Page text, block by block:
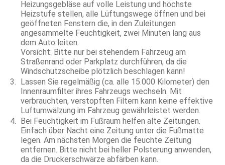
Heizungsgebläse auf volle Leistung und höchste
Heizstufe stellen, alle Lüftungswege öffnen und bei
geöffneten Fenstern die, in den Zuleitungen
angesammelte Feuchtigkeit, zwei Minuten lang aus
dem Auto leiten.
Vorsicht: Bitte nur bei stehendem Fahrzeug am
Straßenrand oder Parkplatz durchführen, da die
Windschutzscheibe plötzlich beschlagen kann!
Lassen Sie regelmäßig (ca. alle 15.000 Kilometer) den
Innenraumfilter ihres Fahrzeugs wechseln. Mit
verbrauchten, verstopften Filtern kann keine effektive
Luftumwälzung im Fahrzeug gewährleistet werden.
Bei Feuchtigkeit im Fußraum helfen alte Zeitungen.
Einfach über Nacht eine Zeitung unter die Fußmatte
legen. Am nächsten Morgen die feuchte Zeitung
entfernen. Bitte nicht bei heller Polsterung anwenden,
da die Druckerschwärze abfärben kann.